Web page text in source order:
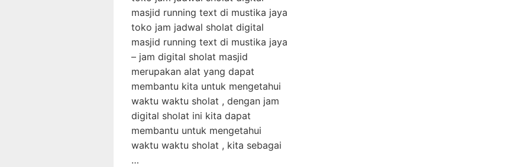
masjid running text di mustika jaya
toko jam jadwal sholat digital
masjid running text di mustika jaya
– jam digital sholat masjid
merupakan alat yang dapat
membantu kita untuk mengetahui
waktu waktu sholat , dengan jam
digital sholat ini kita dapat
membantu untuk mengetahui
waktu waktu sholat , kita sebagai
…